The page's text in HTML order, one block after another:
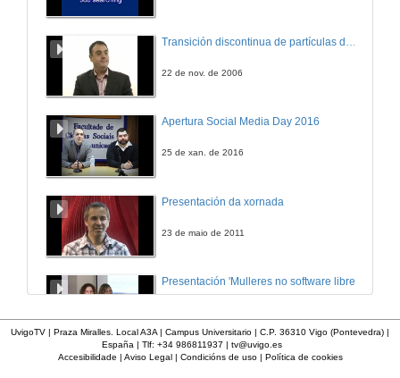
22 de nov. de 2006
Apertura Social Media Day 2016
25 de xan. de 2016
Presentación da xornada
23 de maio de 2011
Presentación 'Mulleres no software libre'
Imaxe de vídeo dixital
UvigoTV | Praza Miralles. Local A3A | Campus Universitario | C.P. 36310 Vigo (Pontevedra) |
España | Tlf: +34 986811937 | tv@uvigo.es
Accesibilidade | Aviso Legal| Condicións de uso| Política de cookies